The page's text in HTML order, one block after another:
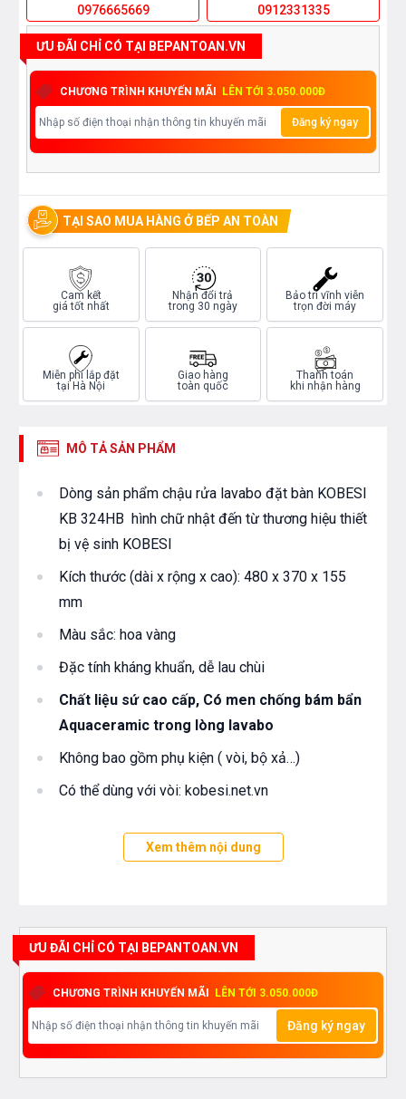
0976665669 0912331335
ƯU ĐÃI CHỈ CÓ TẠI BEPANTOAN.VN
CHƯƠNG TRÌNH KHUYẾN MÃI LÊN TỚI 3.050.000Đ
Đăng ký ngay
TẠI SAO MUA HÀNG Ở BẾP AN TOÀN
Cam kết
giá tốt nhất
Nhận đổi trả
trong 30 ngày
Bảo trì vĩnh viễn
trọn đời máy
Miễn phí lắp đặt
tại Hà Nội
Giao hàng
toàn quốc
Thanh toán
khi nhận hàng
MÔ TẢ SẢN PHẨM
Dòng sản phẩm chậu rửa lavabo đặt bàn KOBESI
KB 324HB hình chữ nhật đến từ thương hiệu thiết
bị vệ sinh KOBESI
Kích thước (dài x rộng x cao): 480 x 370 x 155
mm
Màu sắc: hoa vàng
Đặc tính kháng khuẩn, dễ lau chùi
Chất liệu sứ cao cấp, Có men chống bám bẩn
Aquaceramic trong lòng lavabo
Không bao gồm phụ kiện ( vòi, bộ xả…)
Có thể dùng với vòi: kobesi.net.vn
Xem thêm nội dung
ƯU ĐÃI CHỈ CÓ TẠI BEPANTOAN.VN
CHƯƠNG TRÌNH KHUYẾN MÃI LÊN TỚI 3.050.000Đ
Đăng ký ngay